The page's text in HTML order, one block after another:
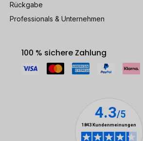
Rückgabe
Professionals & Unternehmen
100 % sichere Zahlung